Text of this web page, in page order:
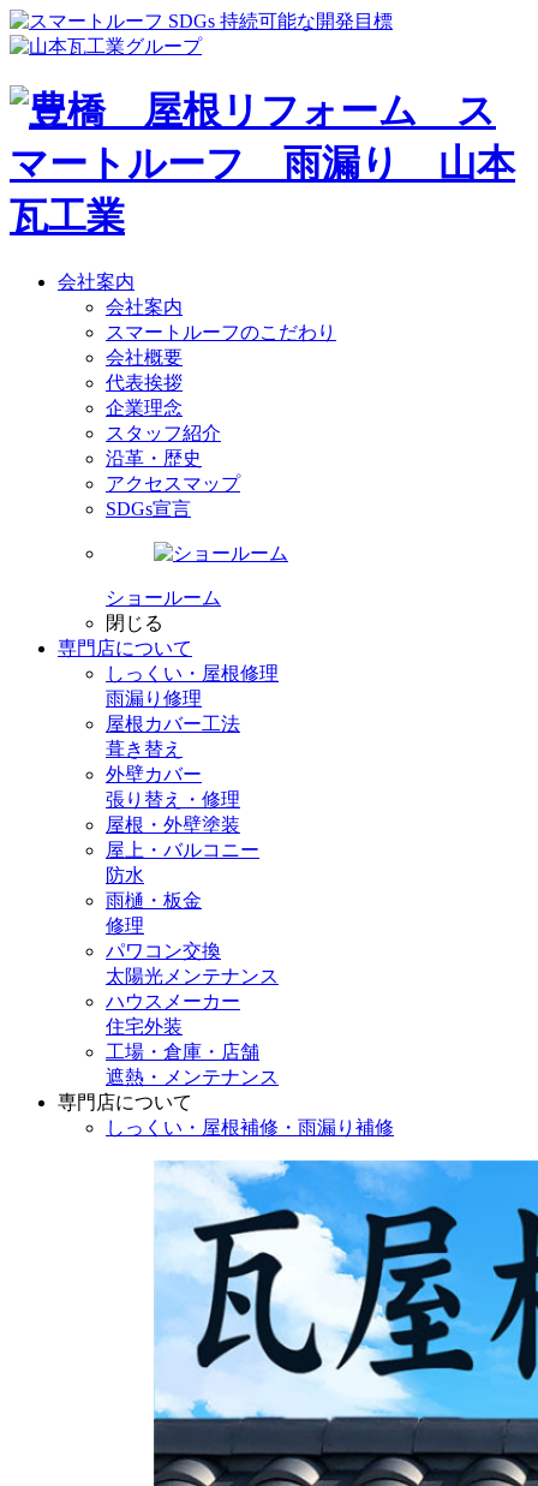
会社案内
会社案内
スマートルーフのこだわり
会社概要
代表挨拶
企業理念
スタッフ紹介
沿革・歴史
アクセスマップ
SDGs宣言
ショールーム
閉じる
専門店について
しっくい・屋根修理
雨漏り修理
屋根カバー工法
葺き替え
外壁カバー
張り替え・修理
屋根・外壁塗装
屋上・バルコニー
防水
雨樋・板金
修理
パワコン交換
太陽光メンテナンス
ハウスメーカー
住宅外装
工場・倉庫・店舗
遮熱・メンテナンス
専門店について
しっくい・屋根補修・雨漏り補修